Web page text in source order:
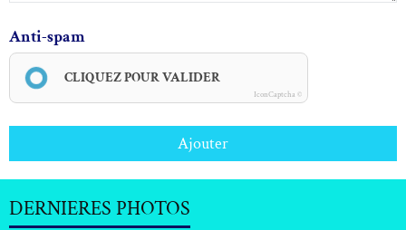
Anti-spam
CLIQUEZ POUR VALIDER
IconCaptcha ©
Ajouter
DERNIERES PHOTOS